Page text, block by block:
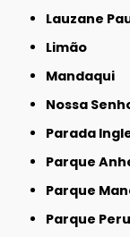
Lauzane
Limão
Mandaqui
Nossa
Parada
Parque
Parque
Parque